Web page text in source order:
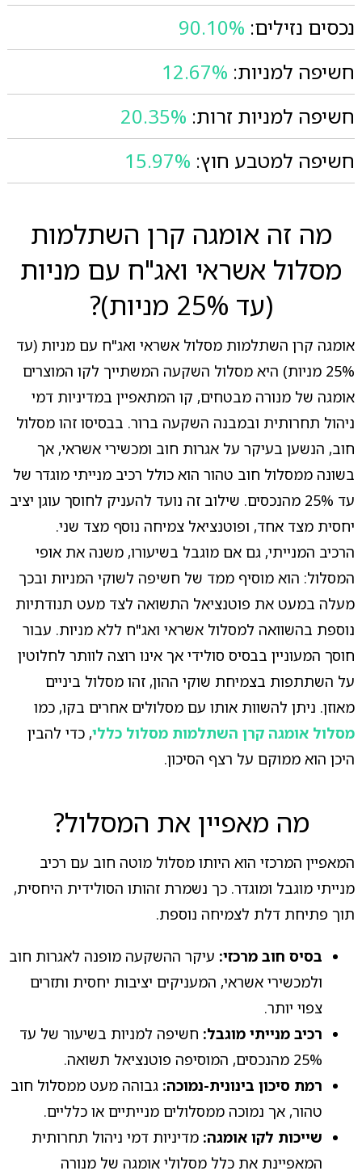
נכסים נזילים: 90.10%
חשיפה למניות: 12.67%
חשיפה למניות זרות: 20.35%
חשיפה למטבע חוץ: 15.97%
מה זה אומגה קרן השתלמות
מסלול אשראי ואג"ח עם מניות
(עד 25% מניות)?
אומגה קרן השתלמות מסלול אשראי ואג"ח עם מניות (עד
25% מניות) היא מסלול השקעה המשתייך לקו המוצרים
אומגה של מנורה מבטחים, קו המתאפיין במדיניות דמי
ניהול תחרותית ובמבנה השקעה ברור. בבסיסו זהו מסלול
חוב, הנשען בעיקר על אגרות חוב ומכשירי אשראי, אך
בשונה ממסלול חוב טהור הוא כולל רכיב מנייתי מוגדר של
עד 25% מהנכסים. שילוב זה נועד להעניק לחוסך עוגן יציב
יחסית מצד אחד, ופוטנציאל צמיחה נוסף מצד שני.
הרכיב המנייתי, גם אם מוגבל בשיעורו, משנה את אופי
המסלול: הוא מוסיף ממד של חשיפה לשוקי המניות ובכך
מעלה במעט את פוטנציאל התשואה לצד מעט תנודתיות
נוספת בהשוואה למסלול אשראי ואג"ח ללא מניות. עבור
חוסך המעוניין בבסיס סולידי אך אינו רוצה לוותר לחלוטין
על השתתפות בצמיחת שוקי ההון, זהו מסלול ביניים
מאוזן. ניתן להשוות אותו עם מסלולים אחרים בקו, כמו
מסלול אומגה קרן השתלמות מסלול כללי, כדי להבין
היכן הוא ממוקם על רצף הסיכון.
מה מאפיין את המסלול?
המאפיין המרכזי הוא היותו מסלול מוטה חוב עם רכיב
מנייתי מוגבל ומוגדר. כך נשמרת זהותו הסולידית היחסית,
תוך פתיחת דלת לצמיחה נוספת.
בסיס חוב מרכזי: עיקר ההשקעה מופנה לאגרות חוב
ולמכשירי אשראי, המעניקים יציבות יחסית ותזרים
צפוי יותר.
רכיב מנייתי מוגבל: חשיפה למניות בשיעור של עד
25% מהנכסים, המוסיפה פוטנציאל תשואה.
רמת סיכון בינונית-נמוכה: גבוהה מעט ממסלול חוב
טהור, אך נמוכה ממסלולים מנייתיים או כלליים.
שייכות לקו אומגה: מדיניות דמי ניהול תחרותית
המאפיינת את כלל מסלולי אומגה של מנורה